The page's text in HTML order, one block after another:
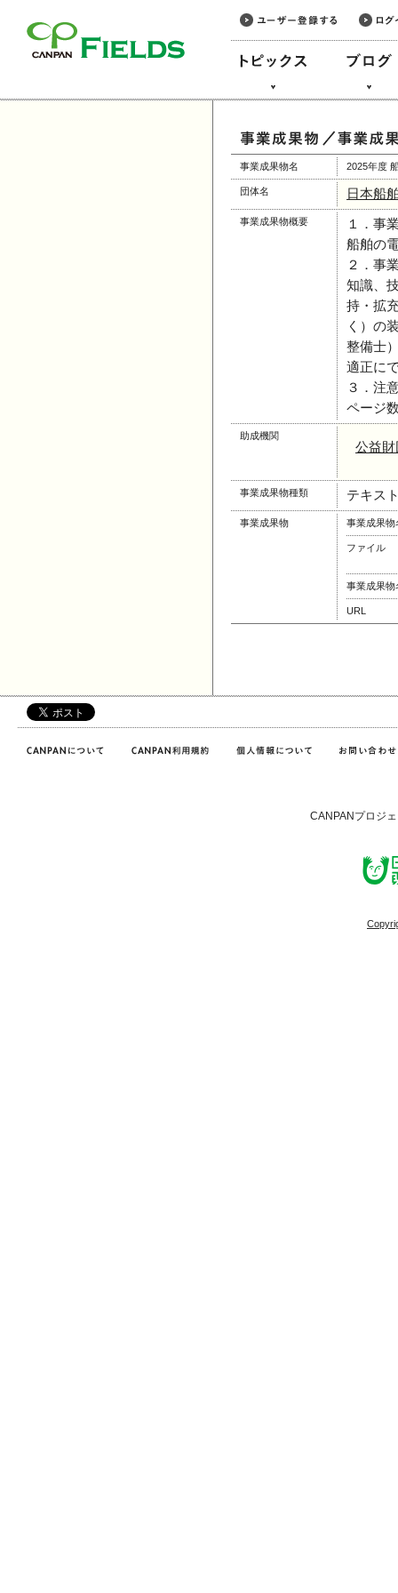
事業成果物名 2025年度
団体名 日本船
事業成果物概要
１．事
船舶の
２．事
知識、
持・拡
く）の
整備士
適正に
３．注
ページ
助成機関
公益
事業成果物種類 テキス
事業成果物 事業成果物
ファイル
事業成果物
URL
CANPANプロジ